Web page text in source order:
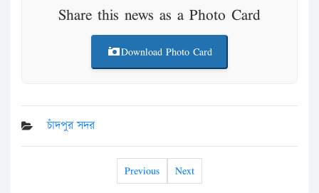
Share this news as a Photo Card
Download Photo Card
চাঁদপুর সদর
Previous Next